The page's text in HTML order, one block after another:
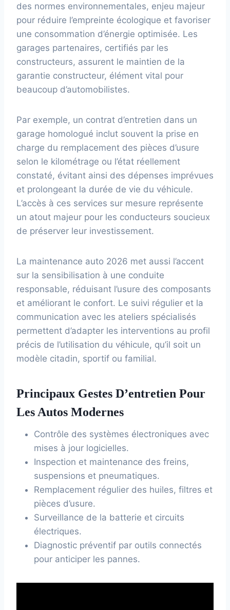
des normes environnementales, enjeu majeur
pour réduire l’empreinte écologique et favoriser
une consommation d’énergie optimisée. Les
garages partenaires, certifiés par les
constructeurs, assurent le maintien de la
garantie constructeur, élément vital pour
beaucoup d’automobilistes.
Par exemple, un contrat d’entretien dans un
garage homologué inclut souvent la prise en
charge du remplacement des pièces d’usure
selon le kilométrage ou l’état réellement
constaté, évitant ainsi des dépenses imprévues
et prolongeant la durée de vie du véhicule.
L’accès à ces services sur mesure représente
un atout majeur pour les conducteurs soucieux
de préserver leur investissement.
La maintenance auto 2026 met aussi l’accent
sur la sensibilisation à une conduite
responsable, réduisant l’usure des composants
et améliorant le confort. Le suivi régulier et la
communication avec les ateliers spécialisés
permettent d’adapter les interventions au profil
précis de l’utilisation du véhicule, qu’il soit un
modèle citadin, sportif ou familial.
Principaux Gestes D’entretien Pour
Les Autos Modernes
Contrôle des systèmes électroniques avec
mises à jour logicielles.
Inspection et maintenance des freins,
suspensions et pneumatiques.
Remplacement régulier des huiles, filtres et
pièces d’usure.
Surveillance de la batterie et circuits
électriques.
Diagnostic préventif par outils connectés
pour anticiper les pannes.